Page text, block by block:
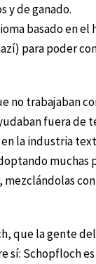
y de ganado.
basado en el
para poder
no trabajaban
fuera de
la industria
muchas
que la gente
sí: Schopfloch